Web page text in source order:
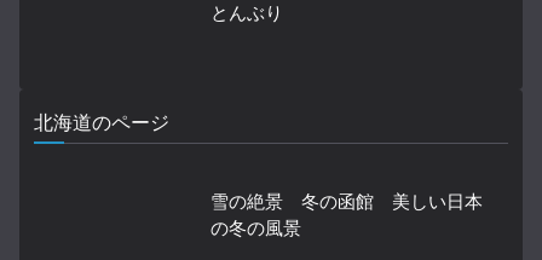
とんぶり
北海道のページ
雪の絶景 冬の函館 美しい日本
の冬の風景